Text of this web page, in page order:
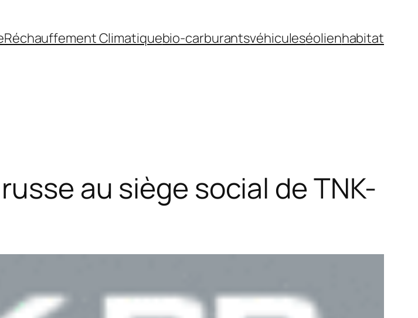
Réchauffement Climatiquebio-carburantsvéhiculeséolienhabitat
au siège social de TNK-